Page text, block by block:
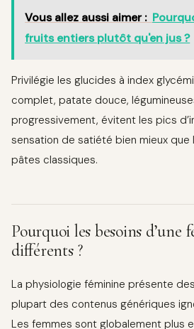
Vous allez aussi aimer :
fruits entiers plutôt qu'en jus ?
Privilégie les glucides à index
complet, patate douce,
progressivement, évitent les pics
sensation de satiété bien mieux que
pâtes classiques.
Pourquoi les besoins d’une
différents ?
La physiologie féminine présente
plupart des contenus génériques
Les femmes sont globalement plus